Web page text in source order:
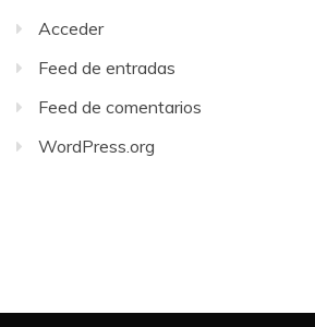
Acceder
Feed de entradas
Feed de comentarios
WordPress.org